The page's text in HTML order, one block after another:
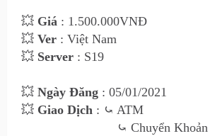
💥 Giá : 1.500.000VNĐ
💥 Ver : Việt Nam
💥 Server : S19
💥 Ngày Đăng : 05/01/2021
💥 Giao Dịch : ⤿ ATM
⤿ Chuyển Khoản